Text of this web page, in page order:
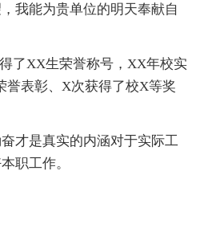
我能为贵单位的明天奉献自
了XX生荣誉称号，XX年校实
誉表彰、X次获得了校X等奖
才是真实的内涵对于实际工
职工作。